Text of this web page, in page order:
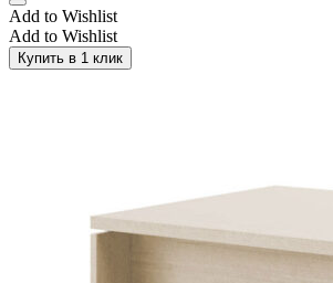
Add to Wishlist
Add to Wishlist
Купить в 1 клик